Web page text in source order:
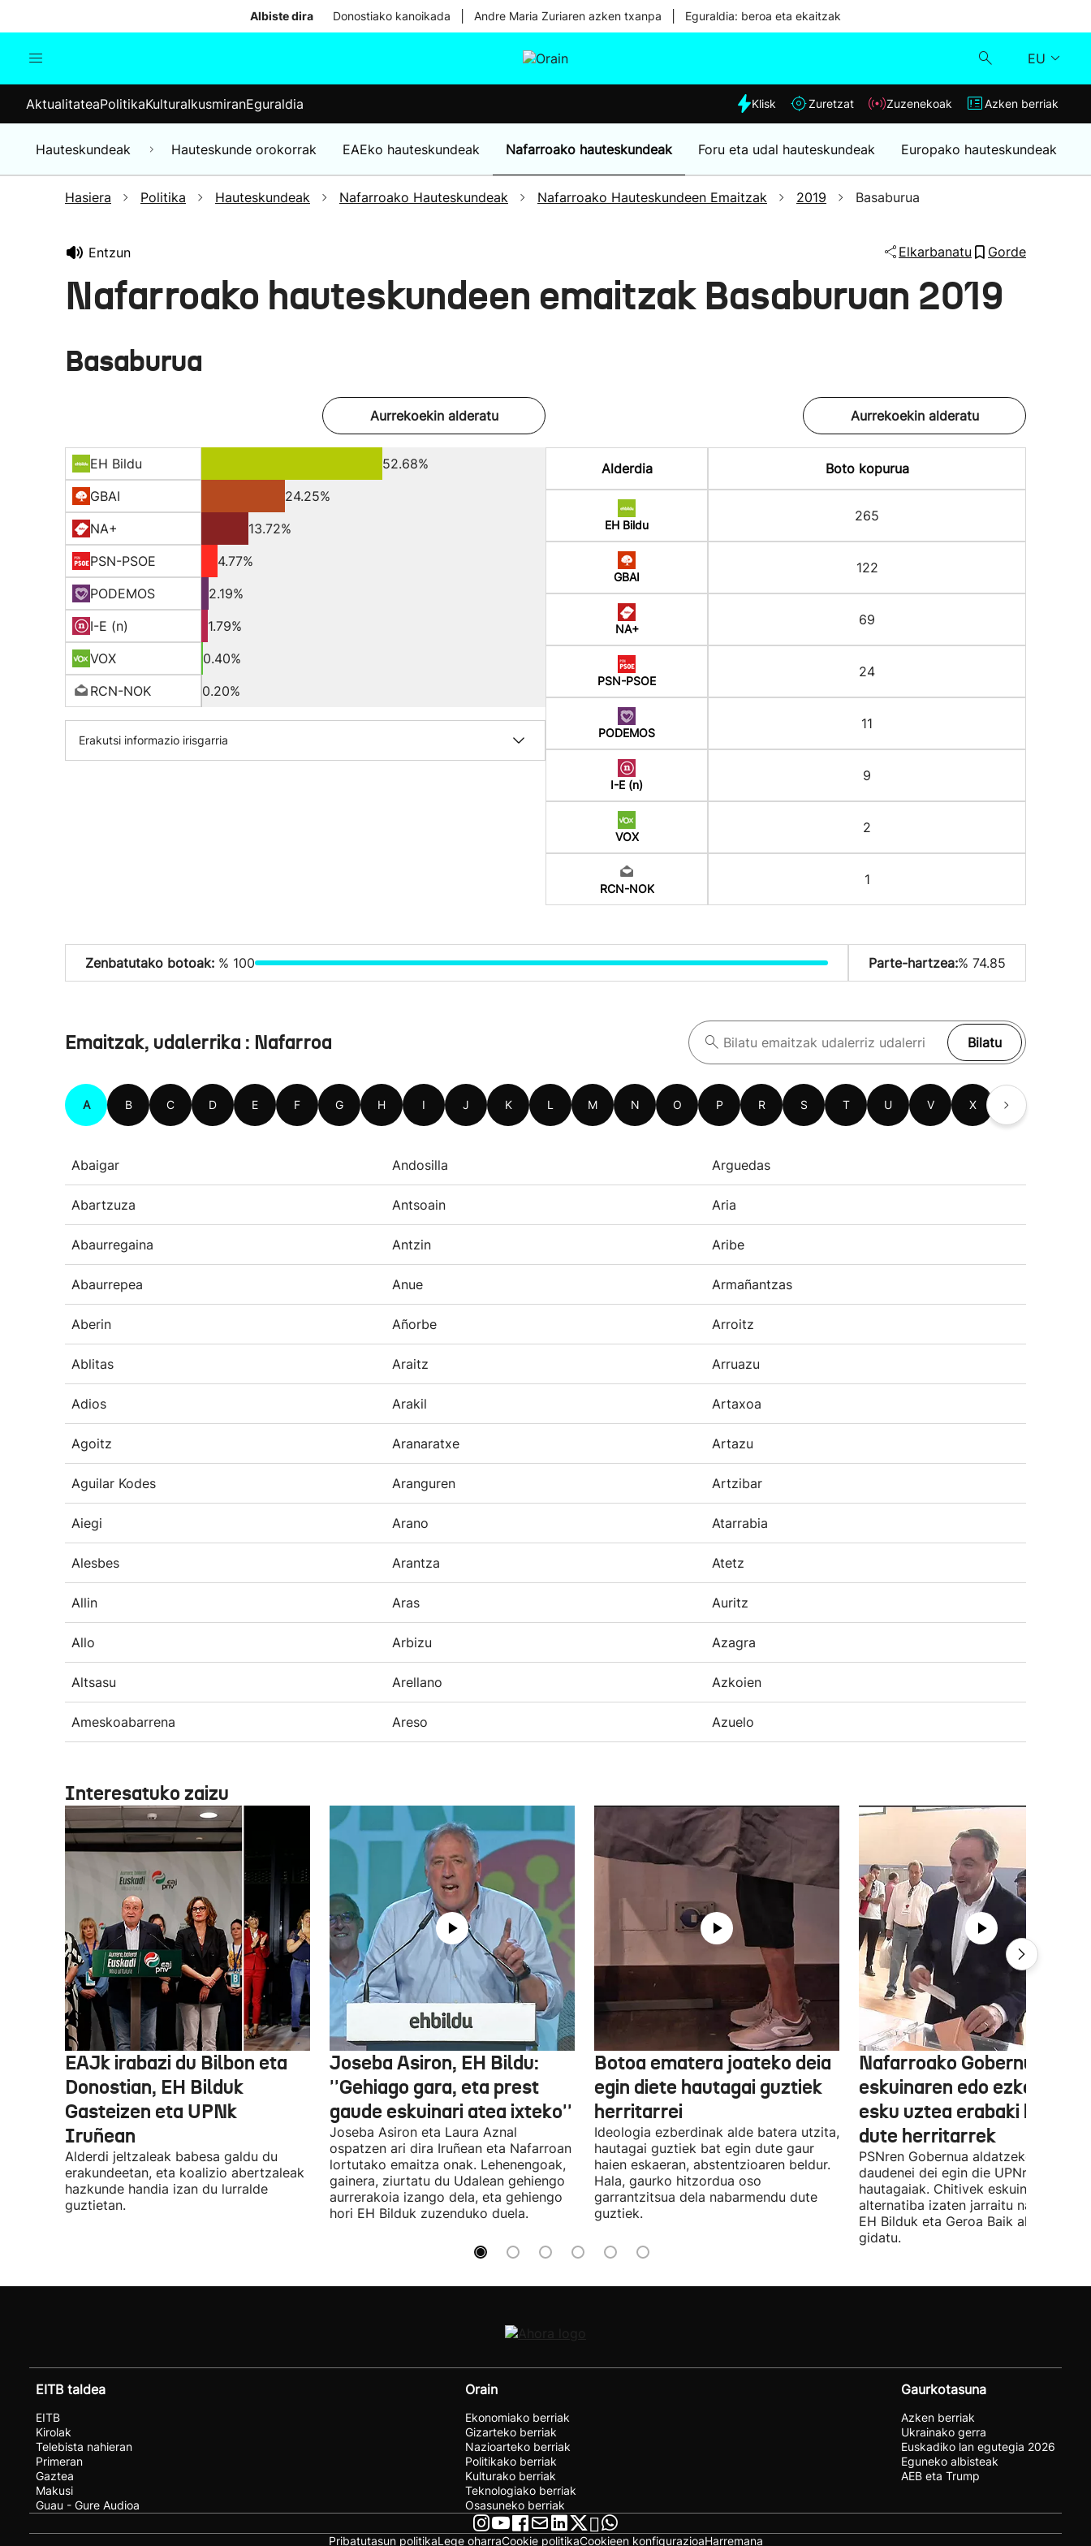
Albiste dira Donostiako kanoikada Andre Maria Zuriaren azken txanpa Eguraldia: beroa eta ekaitzak
EU
Munduko albisteak
Hauteskundeak
Eguraldia
Klisk
Zuzenekoak
Azken berriak
AktualitateaPolitikaKulturaIkusmiranEguraldia Klisk Zuretzat Zuzenekoak Azken berriak
Hauteskundeak Hauteskunde orokorrak EAEko hauteskundeak Nafarroako hauteskundeak Foru eta udal hauteskundeak Europako hauteskundeak
Hasiera Politika Hauteskundeak Nafarroako Hauteskundeak Nafarroako Hauteskundeen Emaitzak 2019 Basaburua
Entzun Elkarbanatu Gorde
Nafarroako hauteskundeen emaitzak Basaburuan 2019
Basaburua
Aurrekoekin alderatu
EH Bildu
52.68%
GBAI
24.25%
NA+
13.72%
PSN-PSOE
4.77%
PODEMOS
2.19%
I-E (n)
1.79%
VOX
0.40%
RCN-NOK
0.20%
Erakutsi informazio irisgarria
Aurrekoekin alderatu
Alderdia Boto kopurua
EH Bildu
265
GBAI
122
NA+
69
PSN-PSOE
24
PODEMOS
11
I-E (n)
9
VOX
2
RCN-NOK
1
Zenbatutako botoak: % 100 Parte-hartzea:% 74.85
Emaitzak, udalerrika : Nafarroa Bilatu
A B C D E F G H I J K L M N O P R S T U V X
Abaigar Andosilla Arguedas
Abartzuza Antsoain Aria
Abaurregaina Antzin Aribe
Abaurrepea Anue Armañantzas
Aberin Añorbe Arroitz
Ablitas Araitz Arruazu
Adios Arakil Artaxoa
Agoitz Aranaratxe Artazu
Aguilar Kodes Aranguren Artzibar
Aiegi Arano Atarrabia
Alesbes Arantza Atetz
Allin Aras Auritz
Allo Arbizu Azagra
Altsasu Arellano Azkoien
Ameskoabarrena Areso Azuelo
Interesatuko zaizu
EAJk irabazi du Bilbon eta
Donostian, EH Bilduk
Gasteizen eta UPNk
Iruñean
Alderdi jeltzaleak babesa galdu du
erakundeetan, eta koalizio abertzaleak
hazkunde handia izan du lurralde
guztietan.
Joseba Asiron, EH Bildu:
''Gehiago gara, eta prest
gaude eskuinari atea ixteko''
Joseba Asiron eta Laura Aznal
ospatzen ari dira Iruñean eta Nafarroan
lortutako emaitza onak. Lehenengoak,
gainera, ziurtatu du Udalean gehiengo
aurrerakoia izango dela, eta gehiengo
hori EH Bilduk zuzenduko duela.
Botoa ematera joateko deia
egin diete hautagai guztiek
herritarrei
Ideologia ezberdinak alde batera utzita,
hautagai guztiek bat egin dute gaur
haien eskaeran, abstentzioaren beldur.
Hala, gaurko hitzordua oso
garrantzitsua dela nabarmendu dute
guztiek.
Nafarroako Gobernua
eskuinaren edo ezkerraren
esku uztea erabaki
dute herritarrek
PSNren Gobernua aldatzeko irrikitan
daudenei dei egin die UPNren
hautagaiak. Chitivek eskuinaren
alternatiba izaten jarraitu nahi du eta
EH Bilduk eta Geroa Baik aldaketa
gidatu.
EITB taldea
EITB
Kirolak
Telebista nahieran
Primeran
Gaztea
Makusi
Guau - Gure Audioa
Orain
Ekonomiako berriak
Gizarteko berriak
Nazioarteko berriak
Politikako berriak
Kulturako berriak
Teknologiako berriak
Osasuneko berriak
Gaurkotasuna
Azken berriak
Ukrainako gerra
Euskadiko lan egutegia 2026
Eguneko albisteak
AEB eta Trump
Pribatutasun politikaLege oharraCookie politikaCookieen konfigurazioaHarremana